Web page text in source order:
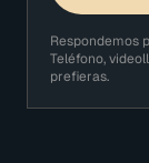
Respondemos
Teléfono,
prefieras.